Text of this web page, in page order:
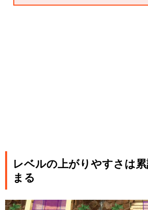
レベルの上がりやすさは
まる